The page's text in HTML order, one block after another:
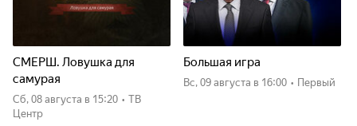
СМЕРШ. Ловушка для
самурая
сб, 08 августа в 15:20 • ТВ
Центр
Большая игра
вс, 09 августа в 16:00 • Первый